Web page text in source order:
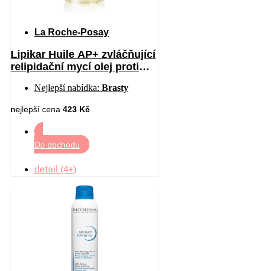
La Roche-Posay
Lipikar Huile AP+ zvláčňující
relipidační mycí olej proti
Nejlepší nabídka: Brasty
nejlepší cena 423 Kč
Do obchodu
detail (4+)